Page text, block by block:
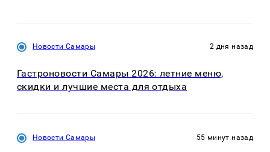
Новости Самары 2 дня назад
Гастроновости Самары 2026: летние меню,
скидки и лучшие места для отдыха
Новости Самары 55 минут назад